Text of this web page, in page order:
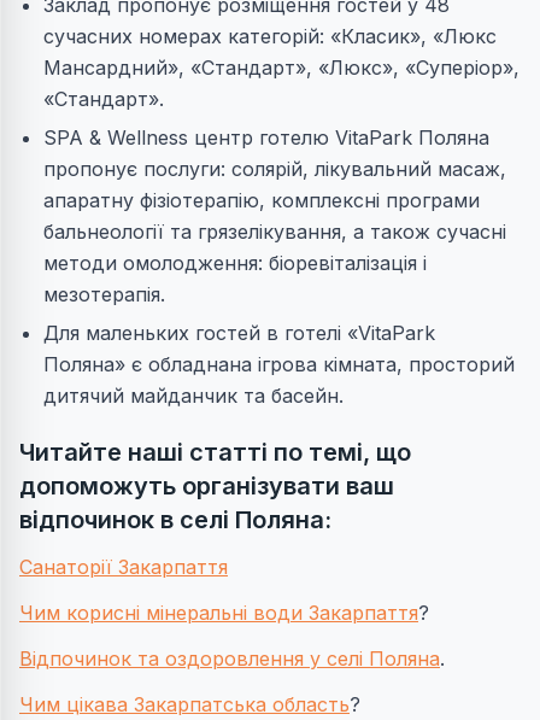
Заклад пропонує розміщення гостей у 48
сучасних номерах категорій: «Класик», «Люкс
Мансардний», «Стандарт», «Люкс», «Суперіор»,
«Стандарт».
SPA & Wellness центр готелю VitaPark Поляна
пропонує послуги: солярій, лікувальний масаж,
апаратну фізіотерапію, комплексні програми
бальнеології та грязелікування, а також сучасні
методи омолодження: біоревіталізація і
мезотерапія.
Для маленьких гостей в готелі «VitaPark
Поляна» є обладнана ігрова кімната, просторий
дитячий майданчик та басейн.
Читайте наші статті по темі, що
допоможуть організувати ваш
відпочинок в селі Поляна:
Санаторії Закарпаття
Чим корисні мінеральні води Закарпаття?
Відпочинок та оздоровлення у селі Поляна.
Чим цікава Закарпатська область?